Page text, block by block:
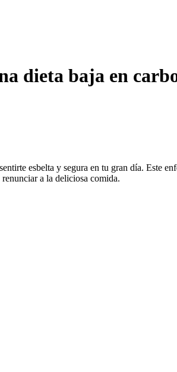
dieta baja en
esbelta y segura en tu gran día. Este
a la deliciosa comida.